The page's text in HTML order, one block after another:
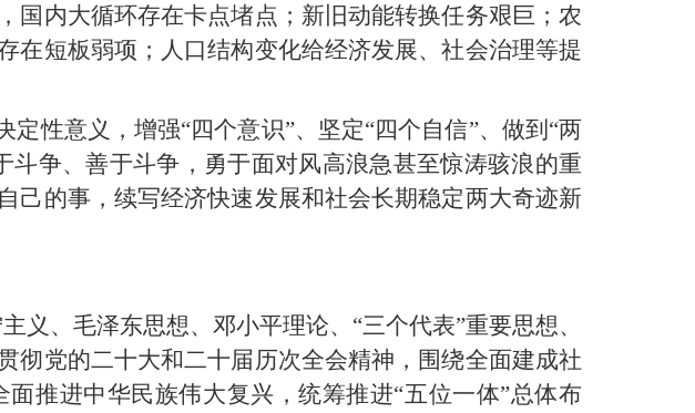
国内大循环存在卡点堵点；新旧动能转换任务艰巨；农
在短板弱项；人口结构变化给经济发展、社会治理等提
性意义，增强“四个意识”、坚定“四个自信”、做到“两
争、善于斗争，勇于面对风高浪急甚至惊涛骇浪的重
己的事，续写经济快速发展和社会长期稳定两大奇迹新
义、毛泽东思想、邓小平理论、“三个代表”重要思想、
彻党的二十大和二十届历次全会精神，围绕全面建成社
推进中华民族伟大复兴，统筹推进“五位一体”总体布